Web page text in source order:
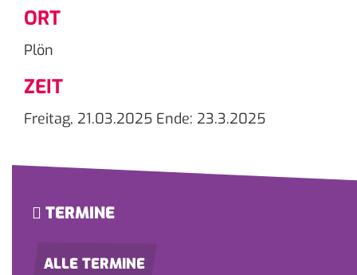
ORT
Plön
ZEIT
Freitag, 21.03.2025 Ende: 23.3.2025
TERMINE
ALLE TERMINE